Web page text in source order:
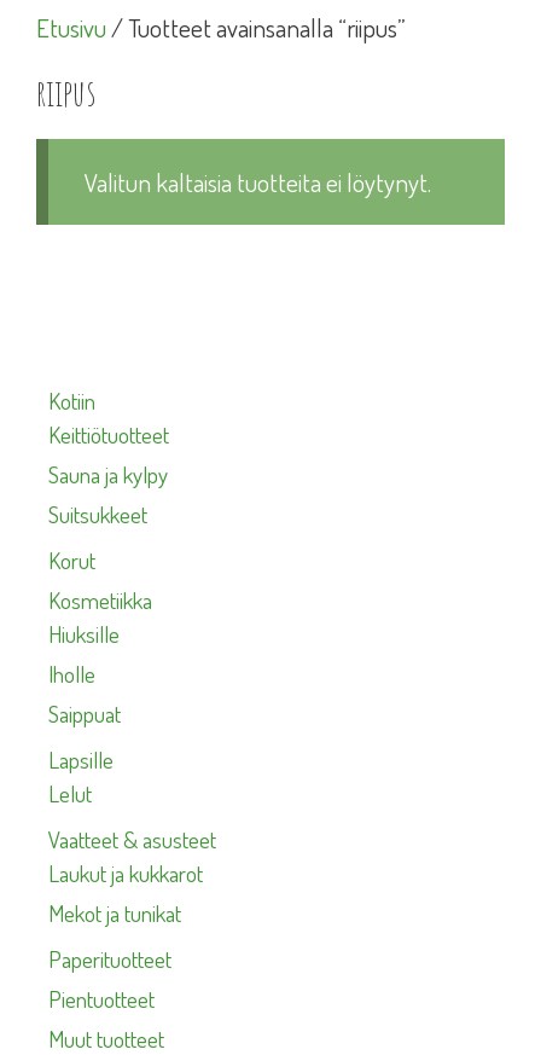
Etusivu/ Tuotteet avainsanalla “riipus”
riipus
Valitun kaltaisia tuotteita ei löytynyt.
Kotiin
Keittiötuotteet
Sauna ja kylpy
Suitsukkeet
Korut
Kosmetiikka
Hiuksille
Iholle
Saippuat
Lapsille
Lelut
Vaatteet & asusteet
Laukut ja kukkarot
Mekot ja tunikat
Paperituotteet
Pientuotteet
Muut tuotteet